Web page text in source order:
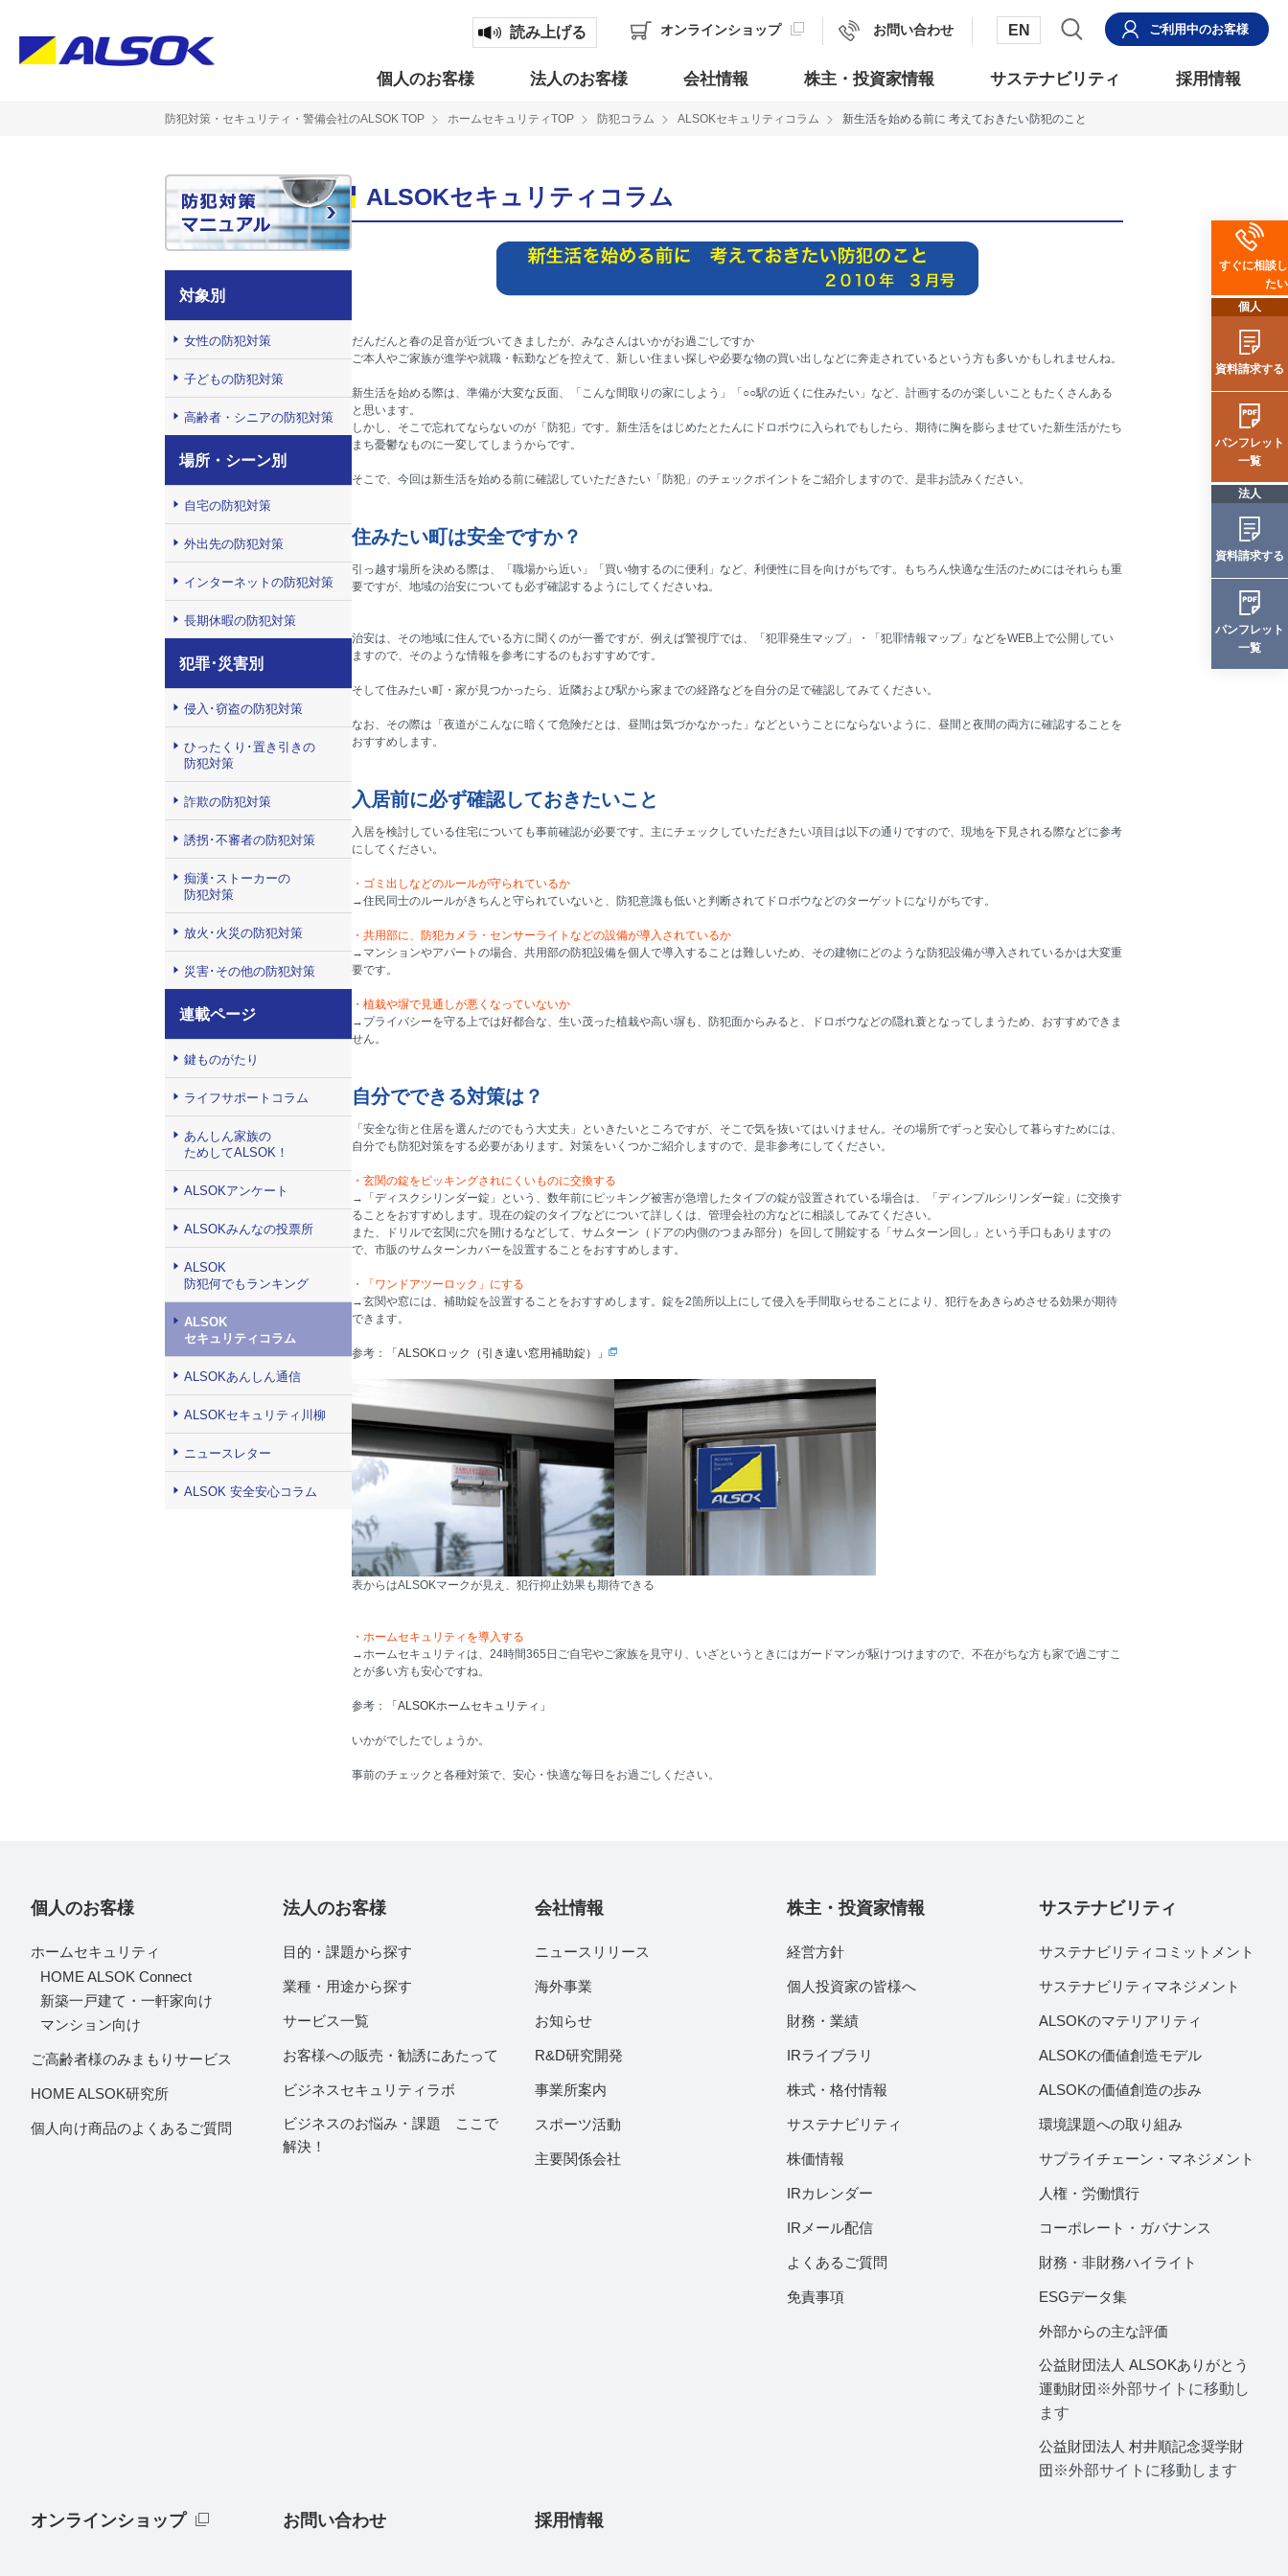
読み上げる オンラインショップ お問い合わせ EN ご利用中のお客様
個人のお客様 法人のお客様 会社情報 株主・投資家情報 サステナビリティ 採用情報
防犯対策・セキュリティ・警備会社のALSOK TOP ホームセキュリティTOP 防犯コラム ALSOKセキュリティコラム 新生活を始める前に 考えておきたい防犯のこと
ALSOKセキュリティコラム
だんだんと春の足音が近づいてきましたが、みなさんはいかがお過ごしですか
ご本人やご家族が進学や就職・転勤などを控えて、新しい住まい探しや必要な物の買い出しなどに奔走されているという方も多いかもしれませんね。
新生活を始める際は、準備が大変な反面、「こんな間取りの家にしよう」「○○駅の近くに住みたい」など、計画するのが楽しいこともたくさんある
と思います。
しかし、そこで忘れてならないのが「防犯」です。新生活をはじめたとたんにドロボウに入られでもしたら、期待に胸を膨らませていた新生活がたち
まち憂鬱なものに一変してしまうからです。
そこで、今回は新生活を始める前に確認していただきたい「防犯」のチェックポイントをご紹介しますので、是非お読みください。
住みたい町は安全ですか？
引っ越す場所を決める際は、「職場から近い」「買い物するのに便利」など、利便性に目を向けがちです。もちろん快適な生活のためにはそれらも重
要ですが、地域の治安についても必ず確認するようにしてくださいね。
治安は、その地域に住んでいる方に聞くのが一番ですが、例えば警視庁では、「犯罪発生マップ」・「犯罪情報マップ」などをWEB上で公開してい
ますので、そのような情報を参考にするのもおすすめです。
そして住みたい町・家が見つかったら、近隣および駅から家までの経路などを自分の足で確認してみてください。
なお、その際は「夜道がこんなに暗くて危険だとは、昼間は気づかなかった」などということにならないように、昼間と夜間の両方に確認することを
おすすめします。
入居前に必ず確認しておきたいこと
入居を検討している住宅についても事前確認が必要です。主にチェックしていただきたい項目は以下の通りですので、現地を下見される際などに参考
にしてください。
・ゴミ出しなどのルールが守られているか
→住民同士のルールがきちんと守られていないと、防犯意識も低いと判断されてドロボウなどのターゲットになりがちです。
・共用部に、防犯カメラ・センサーライトなどの設備が導入されているか
→マンションやアパートの場合、共用部の防犯設備を個人で導入することは難しいため、その建物にどのような防犯設備が導入されているかは大変重
要です。
・植栽や塀で見通しが悪くなっていないか
→プライバシーを守る上では好都合な、生い茂った植栽や高い塀も、防犯面からみると、ドロボウなどの隠れ蓑となってしまうため、おすすめできま
せん。
自分でできる対策は？
「安全な街と住居を選んだのでもう大丈夫」といきたいところですが、そこで気を抜いてはいけません。その場所でずっと安心して暮らすためには、
自分でも防犯対策をする必要があります。対策をいくつかご紹介しますので、是非参考にしてください。
・玄関の錠をピッキングされにくいものに交換する
→「ディスクシリンダー錠」という、数年前にピッキング被害が急増したタイプの錠が設置されている場合は、「ディンプルシリンダー錠」に交換す
ることをおすすめします。現在の錠のタイプなどについて詳しくは、管理会社の方などに相談してみてください。
また、ドリルで玄関に穴を開けるなどして、サムターン（ドアの内側のつまみ部分）を回して開錠する「サムターン回し」という手口もありますの
で、市販のサムターンカバーを設置することをおすすめします。
・「ワンドアツーロック」にする
→玄関や窓には、補助錠を設置することをおすすめします。錠を2箇所以上にして侵入を手間取らせることにより、犯行をあきらめさせる効果が期待
できます。
参考： 「ALSOKロック（引き違い窓用補助錠）」
表からはALSOKマークが見え、犯行抑止効果も期待できる
・ホームセキュリティを導入する
→ホームセキュリティは、24時間365日ご自宅やご家族を見守り、いざというときにはガードマンが駆けつけますので、不在がちな方も家で過ごすこ
とが多い方も安心ですね。
参考： 「ALSOKホームセキュリティ」
いかがでしたでしょうか。
事前のチェックと各種対策で、安心・快適な毎日をお過ごしください。
対象別
女性の防犯対策
子どもの防犯対策
高齢者・シニアの防犯対策
場所・シーン別
自宅の防犯対策
外出先の防犯対策
インターネットの防犯対策
長期休暇の防犯対策
犯罪･災害別
侵入･窃盗の防犯対策
ひったくり･置き引きの
防犯対策
詐欺の防犯対策
誘拐･不審者の防犯対策
痴漢･ストーカーの
防犯対策
放火･火災の防犯対策
災害･その他の防犯対策
連載ページ
鍵ものがたり
ライフサポートコラム
あんしん家族の
ためしてALSOK！
ALSOKアンケート
ALSOKみんなの投票所
ALSOK
防犯何でもランキング
ALSOK
セキュリティコラム
ALSOKあんしん通信
ALSOKセキュリティ川柳
ニュースレター
ALSOK 安全安心コラム
すぐに相談し
たい
個人
資料請求する
パンフレット
一覧
法人
資料請求する
パンフレット
一覧
個人のお客様
ホームセキュリティ
HOME ALSOK Connect
新築一戸建て・一軒家向け
マンション向け
ご高齢者様のみまもりサービス
HOME ALSOK研究所
個人向け商品のよくあるご質問
法人のお客様
目的・課題から探す
業種・用途から探す
サービス一覧
お客様への販売・勧誘にあたって
ビジネスセキュリティラボ
ビジネスのお悩み・課題 ここで
解決！
会社情報
ニュースリリース
海外事業
お知らせ
R&D研究開発
事業所案内
スポーツ活動
主要関係会社
株主・投資家情報
経営方針
個人投資家の皆様へ
財務・業績
IRライブラリ
株式・格付情報
サステナビリティ
株価情報
IRカレンダー
IRメール配信
よくあるご質問
免責事項
サステナビリティ
サステナビリティコミットメント
サステナビリティマネジメント
ALSOKのマテリアリティ
ALSOKの価値創造モデル
ALSOKの価値創造の歩み
環境課題への取り組み
サプライチェーン・マネジメント
人権・労働慣行
コーポレート・ガバナンス
財務・非財務ハイライト
ESGデータ集
外部からの主な評価
公益財団法人 ALSOKありがとう
運動財団※外部サイトに移動し
ます
公益財団法人 村井順記念奨学財
団※外部サイトに移動します
オンラインショップ お問い合わせ 採用情報